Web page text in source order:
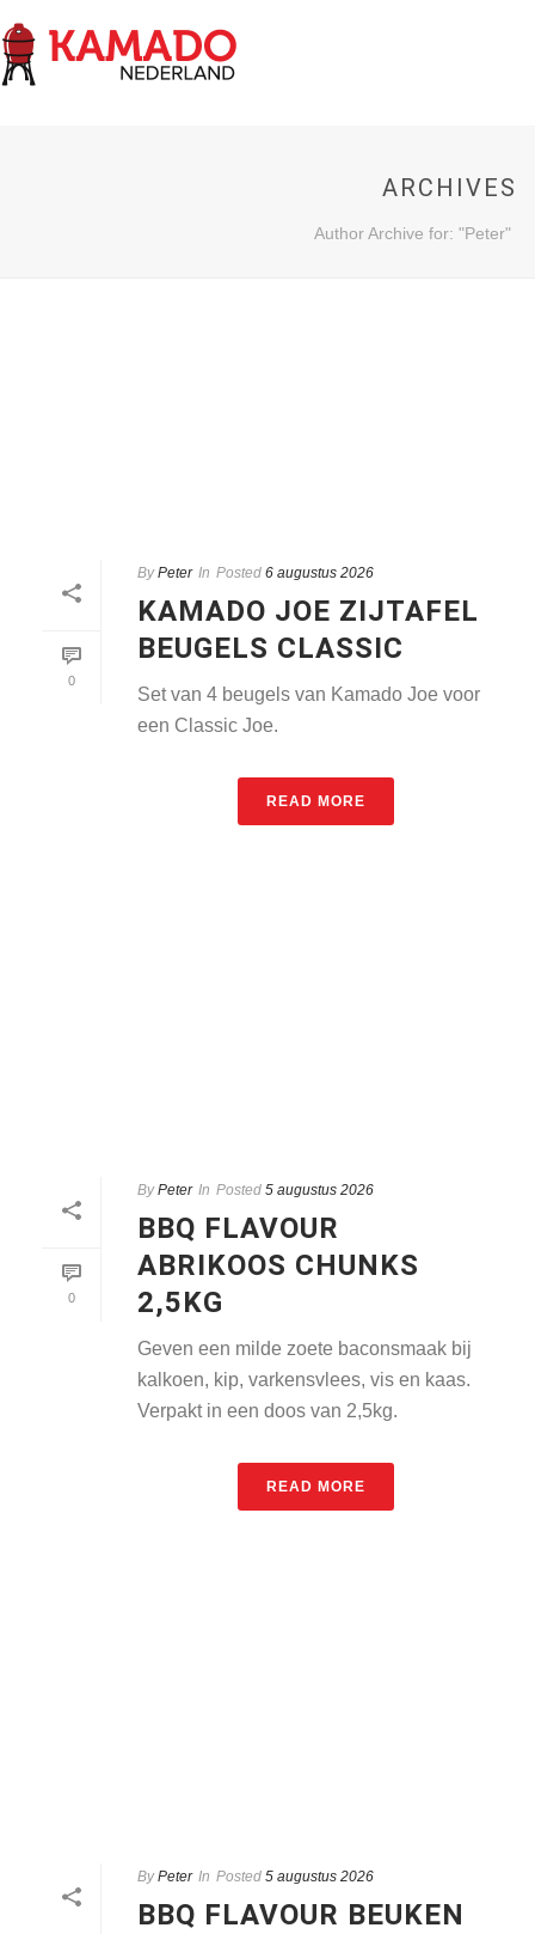
ARCHIVES
Author Archive for: "Peter"
0
By Peter In Posted 6 augustus 2026
KAMADO JOE ZIJTAFEL
BEUGELS CLASSIC
Set van 4 beugels van Kamado Joe voor
een Classic Joe.
READ MORE
0
By Peter In Posted 5 augustus 2026
BBQ FLAVOUR
ABRIKOOS CHUNKS
2,5KG
Geven een milde zoete baconsmaak bij
kalkoen, kip, varkensvlees, vis en kaas.
Verpakt in een doos van 2,5kg.
READ MORE
By Peter In Posted 5 augustus 2026
BBQ FLAVOUR BEUKEN